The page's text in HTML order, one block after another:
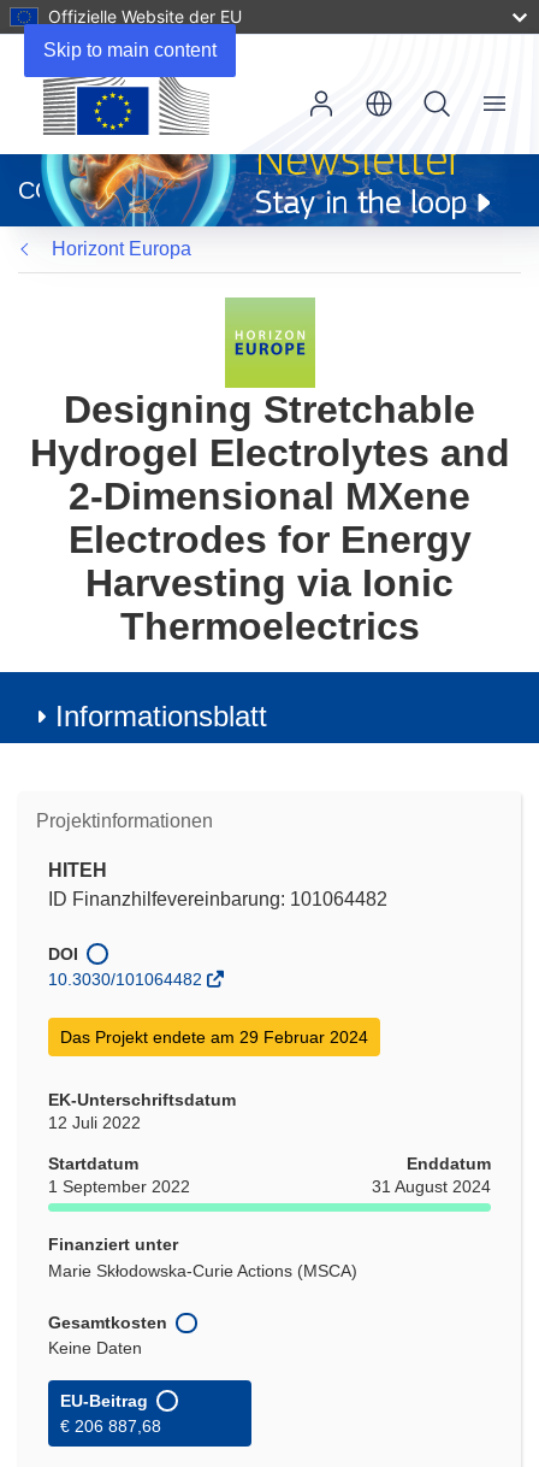
Skip to main content
Offizielle Website der EU
neuem
Fenster)
CORDIS
Menu
Horizont Europa
Designing Stretchable
Hydrogel Electrolytes and
2-Dimensional MXene
Electrodes for Energy
Harvesting via Ionic
Thermoelectrics
Informationsblatt
Projektinformationen
HITEH
ID Finanzhilfevereinbarung: 101064482
DOI
10.3030/101064482
Das Projekt endete am 29 Februar 2024
EK-Unterschriftsdatum
12 Juli 2022
Startdatum
1 September 2022
Enddatum
31 August 2024
Finanziert unter
Marie Skłodowska-Curie Actions (MSCA)
Gesamtkosten
Keine Daten
EU-Beitrag
€ 206 887,68